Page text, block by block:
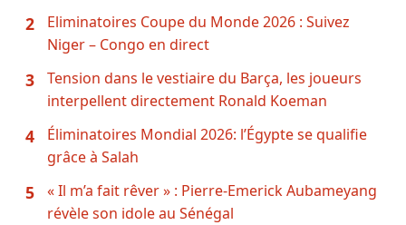
2
Eliminatoires Coupe du Monde 2026 : Suivez
Niger – Congo en direct
3
Tension dans le vestiaire du Barça, les joueurs
interpellent directement Ronald Koeman
4
Éliminatoires Mondial 2026: l’Égypte se qualifie
grâce à Salah
5
« Il m’a fait rêver » : Pierre-Emerick Aubameyang
révèle son idole au Sénégal